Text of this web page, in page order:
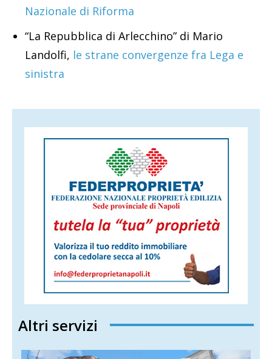
Nazionale di Riforma
“La Repubblica di Arlecchino” di Mario
Landolfi, le strane convergenze fra Lega e
sinistra
Altri servizi